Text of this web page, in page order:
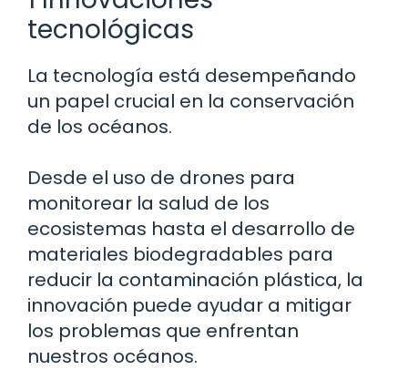
tecnológicas
La tecnología está desempeñando
un papel crucial en la conservación
de los océanos.
Desde el uso de drones para
monitorear la salud de los
ecosistemas hasta el desarrollo de
materiales biodegradables para
reducir la contaminación plástica, la
innovación puede ayudar a mitigar
los problemas que enfrentan
nuestros océanos.